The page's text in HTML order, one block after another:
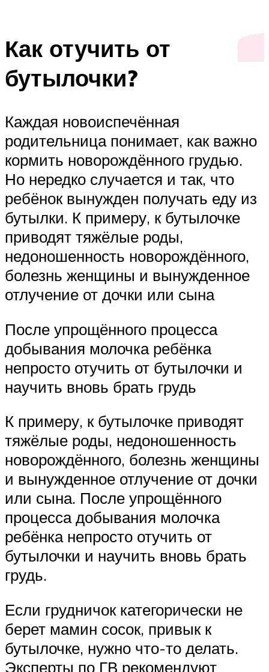
Как отучить от
бутылочки?
Каждая новоиспечённая
родительница понимает, как важно
кормить новорождённого грудью.
Но нередко случается и так, что
ребёнок вынужден получать еду из
бутылки. К примеру, к бутылочке
приводят тяжёлые роды,
недоношенность новорождённого,
болезнь женщины и вынужденное
отлучение от дочки или сына
После упрощённого процесса
добывания молочка ребёнка
непросто отучить от бутылочки и
научить вновь брать грудь
К примеру, к бутылочке приводят
тяжёлые роды, недоношенность
новорождённого, болезнь женщины
и вынужденное отлучение от дочки
или сына. После упрощённого
процесса добывания молочка
ребёнка непросто отучить от
бутылочки и научить вновь брать
грудь.
Если грудничок категорически не
берет мамин сосок, привык к
бутылочке, нужно что-то делать.
Эксперты по ГВ рекомендуют